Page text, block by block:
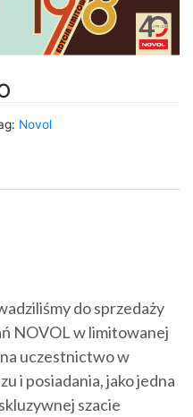
Novol
do sprzedaży
NOVOL w limitowanej
uczestnictwo w
i posiadania, jako jedna
szacie